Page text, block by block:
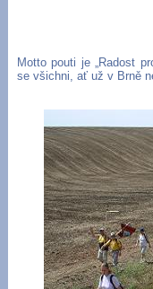
Motto pouti je „Radost
se všichni, ať už v Brně